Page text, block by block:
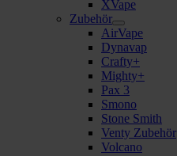
XVape
Zubehör
AirVape
Dynavap
Crafty+
Mighty+
Pax 3
Smono
Stone Smith
Venty Zubehör
Volcano